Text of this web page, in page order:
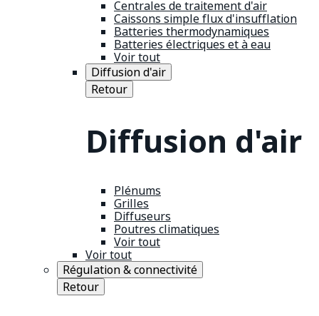
Centrales de traitement d'air
Caissons simple flux d'insufflation
Batteries thermodynamiques
Batteries électriques et à eau
Voir tout
Diffusion d'air
Retour
Diffusion d'air
Plénums
Grilles
Diffuseurs
Poutres climatiques
Voir tout
Voir tout
Régulation & connectivité
Retour